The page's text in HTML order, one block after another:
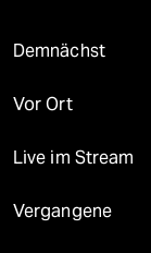
Demnächst
Vor Ort
Live im Stream
Vergangene